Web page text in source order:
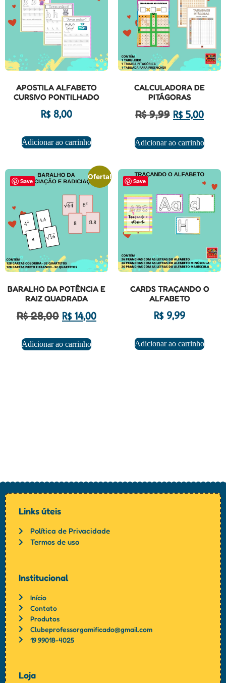
APOSTILA ALFABETO
CURSIVO PONTILHADO
R$8,00
Adicionar ao carrinho
CALCULADORA DE
PITÁGORAS
R$9,99 R$5,00
Adicionar ao carrinho
Save
Oferta!
BARALHO DA POTÊNCIA E
RAIZ QUADRADA
R$28,00 R$14,00
Adicionar ao carrinho
Save
CARDS TRAÇANDO O
ALFABETO
R$9,99
Adicionar ao carrinho
Links úteis
Política de Privacidade
Termos de uso
Institucional
Início
Contato
Produtos
Clubeprofessorgamificado@gmail.com
19 99018-4025
Loja